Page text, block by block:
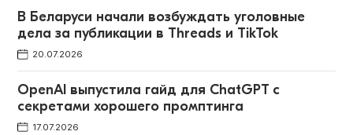
В Беларуси начали возбуждать уголовные
дела за публикации в Threads и TikTok
20.07.2026
OpenAI выпустила гайд для ChatGPT c
секретами хорошего промптинга
17.07.2026